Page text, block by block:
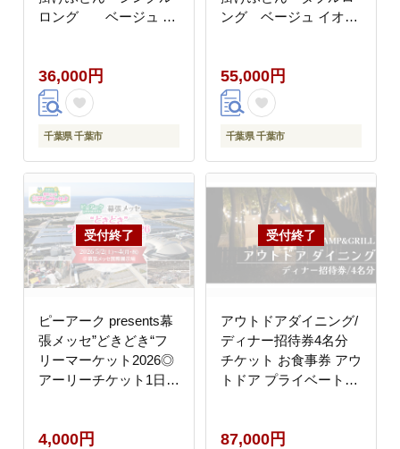
ロング ベージュ イ
36,000円
千葉県 千葉市
ング ベージュ イオン
55,000円
千葉県 千葉市
ピーアーク presents幕
張メッセ”どきどき“フ
リーマーケット2026◎
アーリーチケット1日券
2026 5/2(土)～４(月・
4,000円
アウトドアダイニング/
ディナー招待券4名分
チケット お食事券 アウ
トドア プライベート
浜公園 千葉県 千葉市
87,000円